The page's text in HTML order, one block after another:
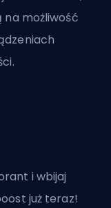
możliwość
i wbijaj
już teraz!